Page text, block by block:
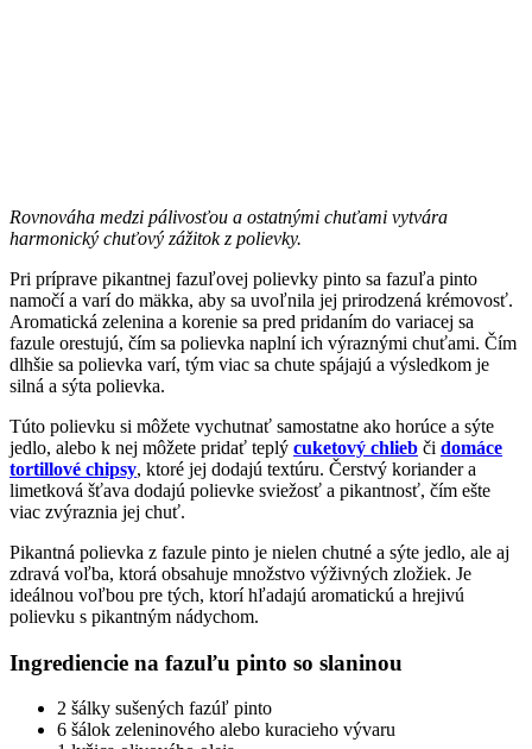
Rovnováha medzi pálivosťou a ostatnými chuťami vytvára
harmonický chuťový zážitok z polievky.
Pri príprave pikantnej fazuľovej polievky pinto sa fazuľa pinto
namočí a varí do mäkka, aby sa uvoľnila jej prirodzená krémovosť.
Aromatická zelenina a korenie sa pred pridaním do variacej sa
fazule orestujú, čím sa polievka naplní ich výraznými chuťami. Čím
dlhšie sa polievka varí, tým viac sa chute spájajú a výsledkom je
silná a sýta polievka.
Túto polievku si môžete vychutnať samostatne ako horúce a sýte
jedlo, alebo k nej môžete pridať teplý cuketový chlieb či domáce
tortillové chipsy, ktoré jej dodajú textúru. Čerstvý koriander a
limetková šťava dodajú polievke sviežosť a pikantnosť, čím ešte
viac zvýraznia jej chuť.
Pikantná polievka z fazule pinto je nielen chutné a sýte jedlo, ale aj
zdravá voľba, ktorá obsahuje množstvo výživných zložiek. Je
ideálnou voľbou pre tých, ktorí hľadajú aromatickú a hrejivú
polievku s pikantným nádychom.
Ingrediencie na fazuľu pinto so slaninou
2 šálky sušených fazúľ pinto
6 šálok zeleninového alebo kuracieho vývaru